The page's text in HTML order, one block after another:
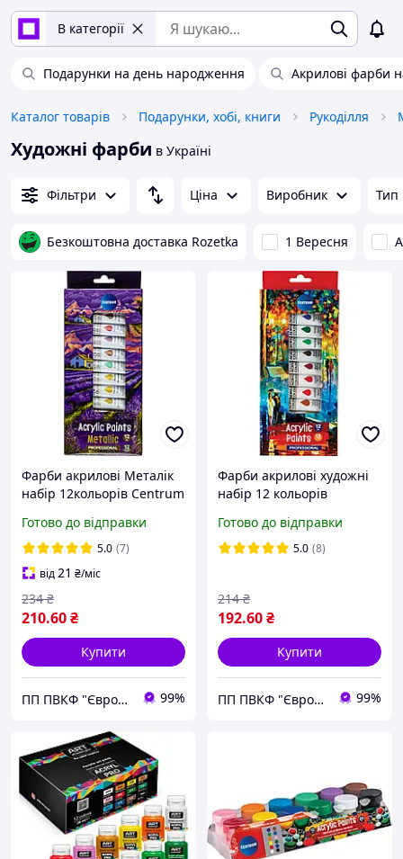
В категорії
Подарунки на день народження Акрилові фарби
Каталог товарів Подарунки, хобі, книги Рукоділля
Художні фарби в Україні
Фільтри Ціна Виробник Тип
Безкоштовна доставка Rozetka 1 Вересня
Фарби акрилові Металік
набір 12кольорів Centrum
Готово до відправки
5.0 (7)
від21 ₴/міс
210.60₴
234 ₴
Купити
ПП ПВКФ "Євротек" 99%
Фарби акрилові художні
набір 12 кольорів
тубах 12 мл
Готово до відправки
5.0 (8)
192.60₴
214 ₴
Купити
ПП ПВКФ "Євротек" 99%